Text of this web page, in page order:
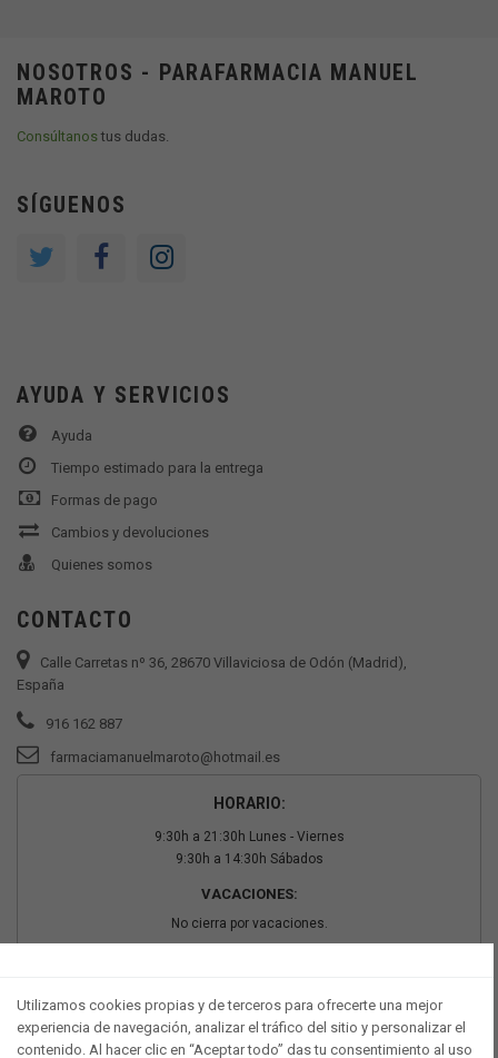
NOSOTROS - PARAFARMACIA MANUEL
MAROTO
Consúltanostus dudas.
SÍGUENOS
AYUDA Y SERVICIOS
Ayuda
Tiempo estimado para la entrega
Formas de pago
Cambios y devoluciones
Quienes somos
CONTACTO
Calle Carretas nº 36, 28670 Villaviciosa de Odón (Madrid),
España
916 162 887
farmaciamanuelmaroto@hotmail.es
HORARIO:
9:30h a 21:30h Lunes - Viernes
9:30h a 14:30h Sábados
VACACIONES:
No cierra por vacaciones.
Utilizamos cookies propias y de terceros para ofrecerte una mejor
experiencia de navegación, analizar el tráfico del sitio y personalizar el
contenido. Al hacer clic en “Aceptar todo” das tu consentimiento al uso